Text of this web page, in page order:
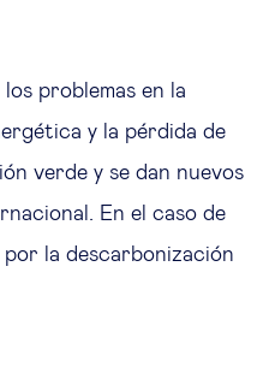
problemas en la
y la pérdida de
verde y se dan nuevos
En el caso de
la descarbonización